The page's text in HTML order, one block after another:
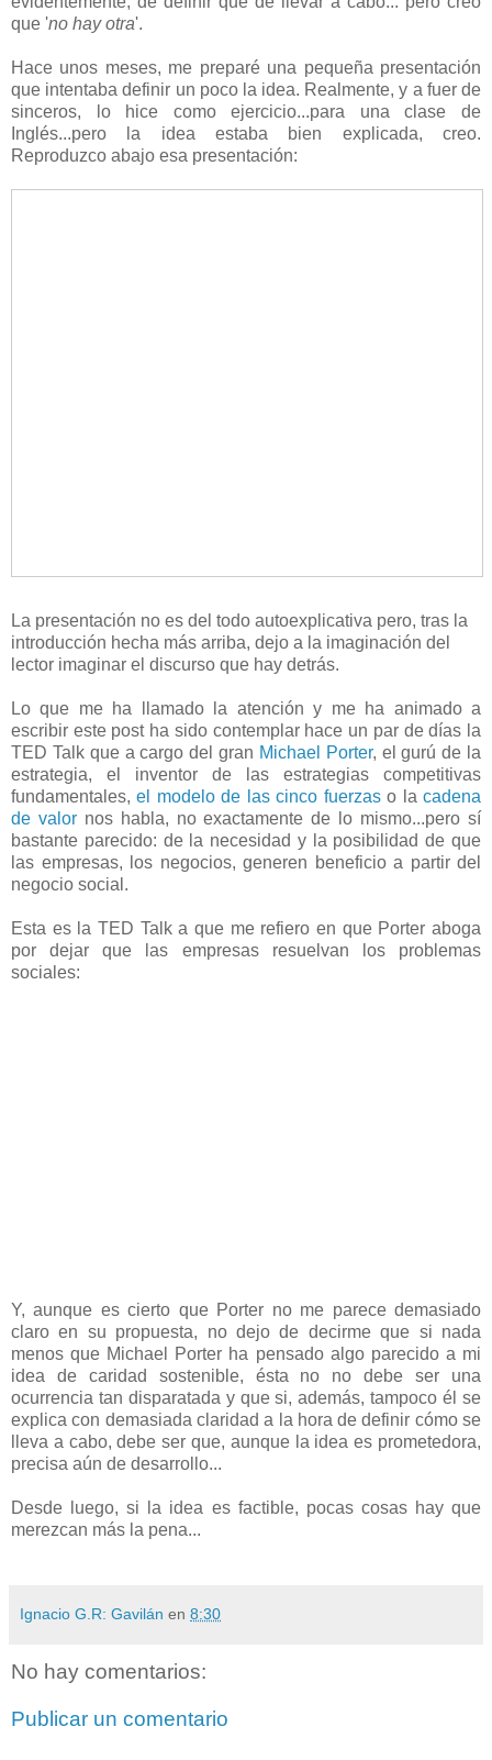
que 'no hay otra'.
Hace unos meses, me preparé una pequeña presentación
que intentaba definir un poco la idea. Realmente, y a fuer de
sinceros, lo hice como ejercicio...para una clase de
Inglés...pero la idea estaba bien explicada, creo.
Reproduzco abajo esa presentación:
La presentación no es del todo autoexplicativa pero, tras la
introducción hecha más arriba, dejo a la imaginación del
lector imaginar el discurso que hay detrás.
Lo que me ha llamado la atención y me ha animado a
escribir este post ha sido contemplar hace un par de días la
TED Talk que a cargo del gran Michael Porter, el gurú de la
estrategia, el inventor de las estrategias competitivas
fundamentales,el modelo de las cinco fuerzaso lacadena
de valornos habla, no exactamente de lo mismo...pero sí
bastante parecido: de la necesidad y la posibilidad de que
las empresas, los negocios, generen beneficio a partir del
negocio social.
Esta es la TED Talk a que me refiero en que Porter aboga
por dejar que las empresas resuelvan los problemas
sociales:
Y, aunque es cierto que Porter no me parece demasiado
claro en su propuesta, no dejo de decirme que si nada
menos que Michael Porter ha pensado algo parecido a mi
idea de caridad sostenible, ésta no no debe ser una
ocurrencia tan disparatada y que si, además, tampoco él se
explica con demasiada claridad a la hora de definir cómo se
lleva a cabo, debe ser que, aunque la idea es prometedora,
precisa aún de desarrollo...
Desde luego, si la idea es factible, pocas cosas hay que
merezcan más la pena...
Ignacio G.R: Gavilán en 8:30
No hay comentarios:
Publicar un comentario